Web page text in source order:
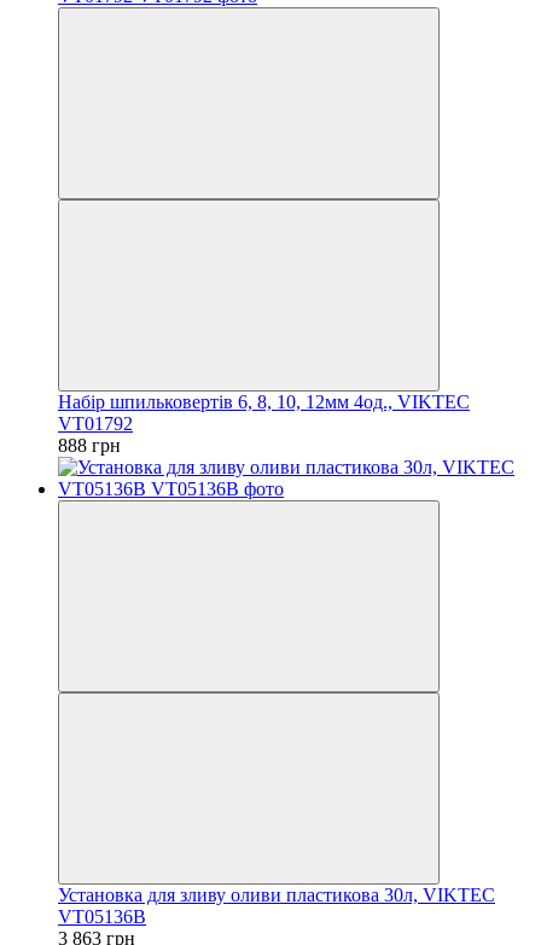
Набір шпильковертів 6, 8, 10, 12мм 4од., VIKTEC
VT01792
888 грн
Установка для зливу оливи пластикова 30л, VIKTEC
VT05136B
3 863 грн